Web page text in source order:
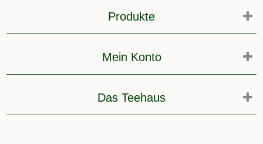
Produkte
Mein Konto
Das Teehaus